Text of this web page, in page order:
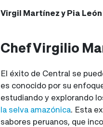
Virgil Martínez y Pia León
Chef Virgilio
El éxito de Central se
es conocido por su
estudiando y explorando
la selva amazónica. Esta
sabores peruanos, que